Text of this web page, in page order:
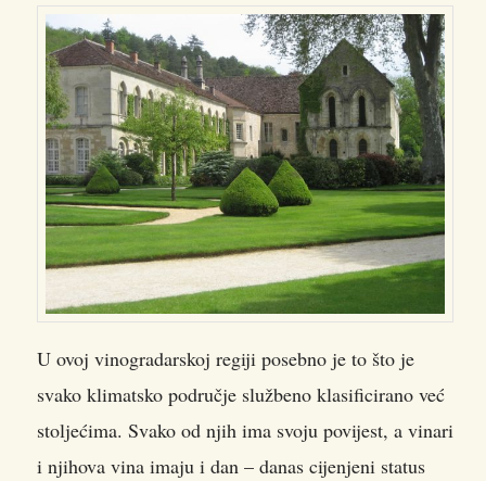
U ovoj vinogradarskoj regiji posebno je to što je
svako klimatsko područje službeno klasificirano već
stoljećima. Svako od njih ima svoju povijest, a vinari
i njihova vina imaju i dan – danas cijenjeni status